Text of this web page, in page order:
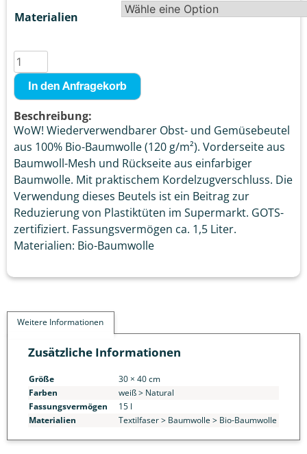
Materialien
In den Anfragekorb
Beschreibung:
WoW! Wiederverwendbarer Obst- und Gemüsebeutel
aus 100% Bio-Baumwolle (120 g/m²). Vorderseite aus
Baumwoll-Mesh und Rückseite aus einfarbiger
Baumwolle. Mit praktischem Kordelzugverschluss. Die
Verwendung dieses Beutels ist ein Beitrag zur
Reduzierung von Plastiktüten im Supermarkt. GOTS-
zertifiziert. Fassungsvermögen ca. 1,5 Liter.
Materialien: Bio-Baumwolle
Weitere Informationen
Zusätzliche Informationen
Größe
30 × 40 cm
Farben
weiß > Natural
Fassungsvermögen
15 l
Materialien
Textilfaser > Baumwolle > Bio-Baumwolle